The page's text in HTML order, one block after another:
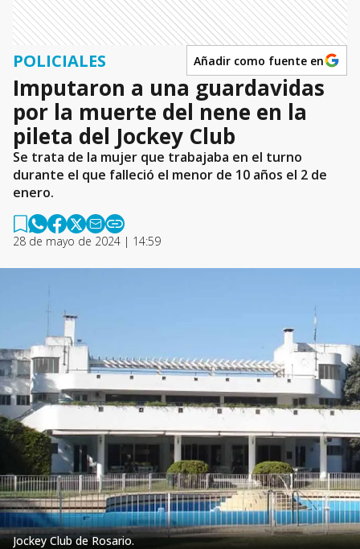
POLICIALES Añadir como fuente en
Imputaron a una guardavidas
por la muerte del nene en la
pileta del Jockey Club
Se trata de la mujer que trabajaba en el turno
durante el que falleció el menor de 10 años el 2 de
enero.
28 de mayo de 2024 | 14:59
Jockey Club de Rosario.